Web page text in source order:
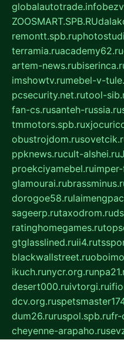
globalautotrade.info
ZOOSMART.SPB.RU
remontt.spb.ru
terramia.ruacademy62.ru
artem-news.ru
imshowtv.rumebel-v-
pcsecurity.net.rutool-
fan-cs.rusanteh-russia.ru
tmmotors.spb.ru
obustrojdom.ru
ppknews.rucult-alshei.ru
proekciyamebel.ru
glamourai.ru
dorogoe58.ru
sageerp.rutaxodrom.ru
ratinghomegames.ru
gtglasslined.ruii4.ru
blackwallstreet.ru
ikuch.runycr.org.ru
desert000.ruivtorgi.ru
dcv.org.ru
dum26.ruruspol.spb.rufr-
cheyenne-arapaho.ru